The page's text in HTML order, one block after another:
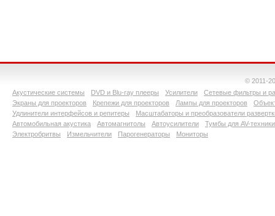
© 2011-
Акустические системы
DVD и Blu-ray плееры Усилители
Сетевые фильтры и
Экраны для проекторов
Крепежи для проекторов Лампы для проекторов
Удлинители интерфейсов и репитеры
Масштабаторы и преобразователи
Автомобильная акустика
Автомагнитолы Автоусилители
Тумбы для AV-техники
Электробритвы
Измельчители Парогенераторы Мониторы